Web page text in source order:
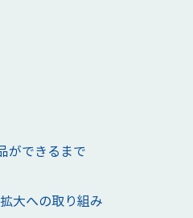
ができるまで
大への取り組み